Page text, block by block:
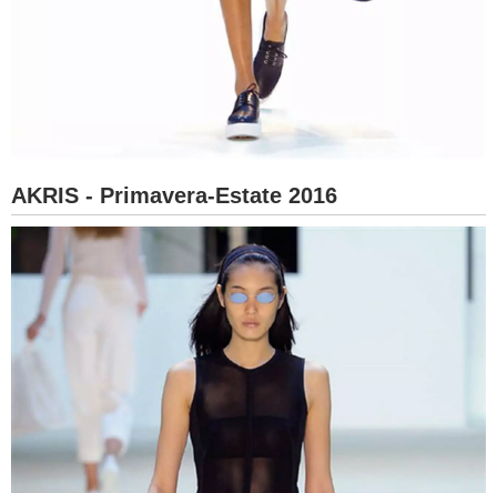
AKRIS - Primavera-Estate 2016